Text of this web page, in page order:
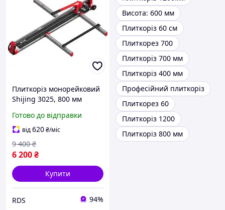
Плиткоріз монорейковий
Shijing 3025, 800 мм
Готово до відправки
від620₴/міс
6 200₴
9 400 ₴
Купити
RDS 94%
Висота: 600 мм
Плиткоріз 60 см
Плиткорез 700
Плиткоріз 700 мм
Плиткоріз 400 мм
Професійний плиткоріз
Плиткорез 60
Плиткоріз 1200
Плиткоріз 800 мм